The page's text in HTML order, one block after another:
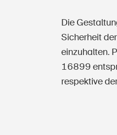
Die
Sicherheit
einzuhalten.
16899
respektive